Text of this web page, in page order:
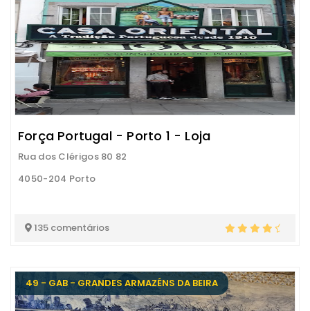
Força Portugal - Porto 1 - Loja
Rua dos Clérigos 80 82
4050-204 Porto
135 comentários
49 - GAB - GRANDES ARMAZÉNS DA BEIRA